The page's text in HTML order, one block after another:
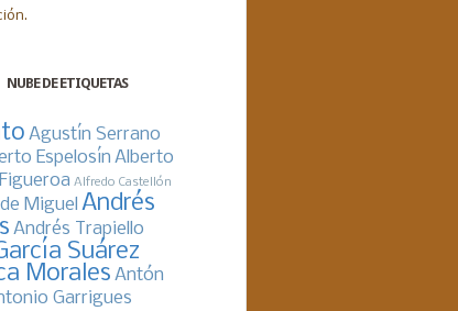
NUBE DE ETIQUETAS
Agustín Serrano
Espelosín Alberto
Alfredo Castellón
Miguel Andrés
Andrés Trapiello
Suárez
Morales Antón
Garrigues